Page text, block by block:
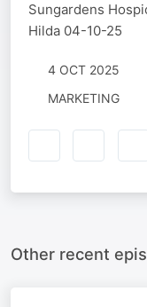
Sungardens
Hilda 04-10-25
4 OCT 2025
MARKETING
Other recent